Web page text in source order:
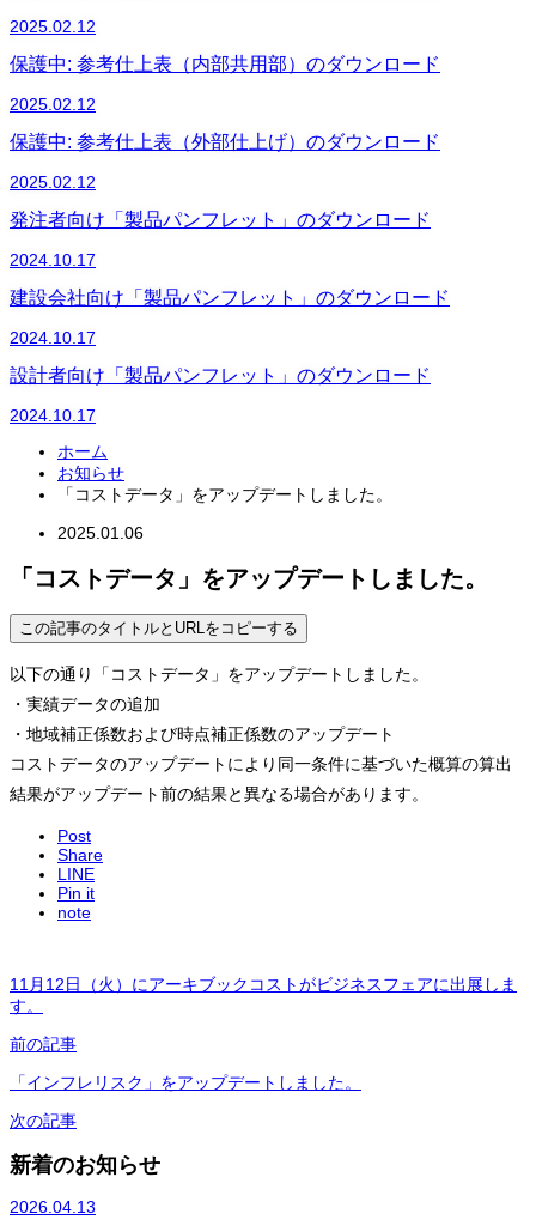
2025.02.12
保護中: 参考仕上表（内部共用部）のダウンロード
2025.02.12
保護中: 参考仕上表（外部仕上げ）のダウンロード
2025.02.12
発注者向け「製品パンフレット」のダウンロード
2024.10.17
建設会社向け「製品パンフレット」のダウンロード
2024.10.17
設計者向け「製品パンフレット」のダウンロード
2024.10.17
ホーム
お知らせ
「コストデータ」をアップデートしました。
2025.01.06
「コストデータ」をアップデートしました。
この記事のタイトルとURLをコピーする
以下の通り「コストデータ」をアップデートしました。
・実績データの追加
・地域補正係数および時点補正係数のアップデート
コストデータのアップデートにより同一条件に基づいた概算の算出
結果がアップデート前の結果と異なる場合があります。
Post
Share
LINE
Pin it
note
11月12日（火）にアーキブックコストがビジネスフェアに出展しま
す。
前の記事
「インフレリスク」をアップデートしました。
次の記事
新着のお知らせ
2026.04.13